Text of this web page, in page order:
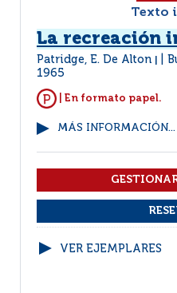
Texto
La recreación
Patridge, E. De Alton
1965
| En formato papel.
MÁS INFORMACIÓN...
VER EJEMPLARES